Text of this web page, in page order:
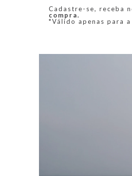
Cadastre-se, receba
compra.
*Válido apenas para